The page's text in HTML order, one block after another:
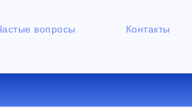
вопросы Контакты
DOCX ОНЛАЙН